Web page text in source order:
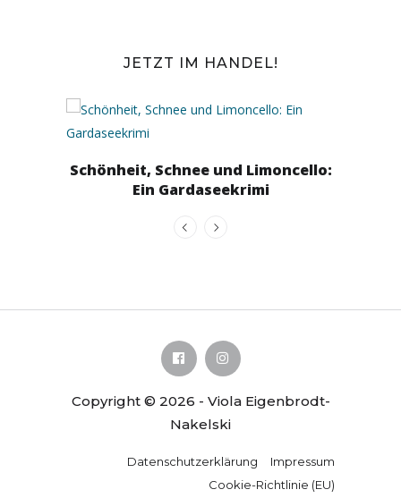
JETZT IM HANDEL!
Schönheit, Schnee und Limoncello:
Ein Gardaseekrimi
Copyright © 2026 - Viola Eigenbrodt-
Nakelski
Datenschutzerklärung
Impressum
Cookie-Richtlinie (EU)